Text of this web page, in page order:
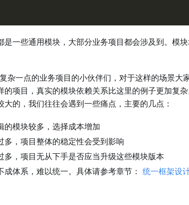
是一些通用模块，大部分业务项目都会涉及到。模
杂一点的业务项目的小伙伴们，对于这样的场景大
的项目，真实的模块依赖关系比这里的例子更加复
的，我们往往会遇到一些痛点，主要的几点：
的模块较多，选择成本增加
多，项目整体的稳定性会受到影响
多，项目无从下手是否应当升级这些模块版本
成体系，难以统一。具体请参考章节： 统一框架设